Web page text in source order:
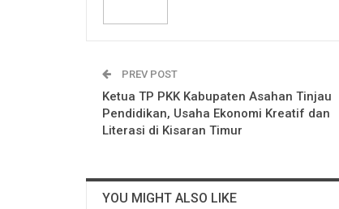
PREV POST
Ketua TP PKK Kabupaten Asahan Tinjau
Pendidikan, Usaha Ekonomi Kreatif dan
Literasi di Kisaran Timur
YOU MIGHT ALSO LIKE